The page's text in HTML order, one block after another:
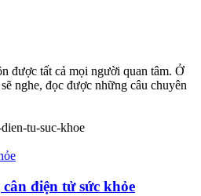
được tất cả mọi người quan tâm. Ở
nghe, đọc được những câu chuyên
điện tử sức khỏe